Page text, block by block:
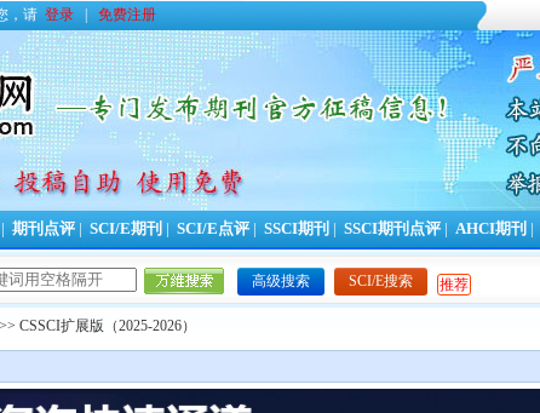
，请 登录 免费注册
期刊点评 SCI/E期刊 SCI/E点评 SSCI期刊 SSCI期刊点评 AHCI期刊
高级搜索 SCI/E搜索 推荐
>> CSSCI扩展版（2025-2026）